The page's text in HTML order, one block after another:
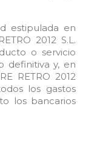
estipulada en
2012 S.L.
o servicio
definitiva y, en
RETRO 2012
los gastos
los bancarios